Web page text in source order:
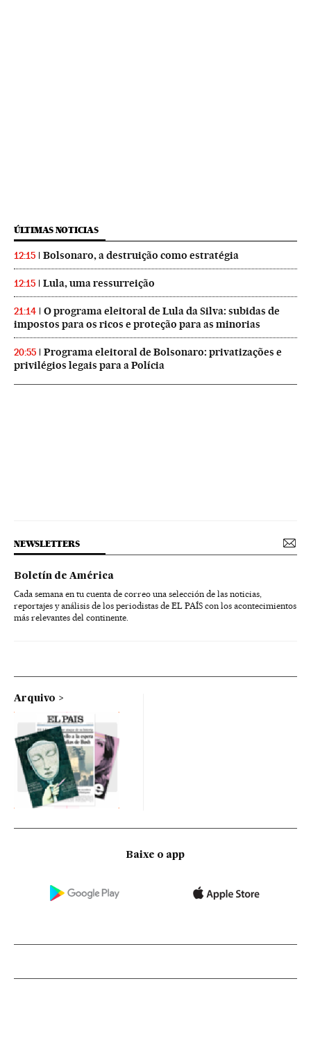
ÚLTIMAS NOTICIAS
12:15 Bolsonaro, a destruição como estratégia
12:15 Lula, uma ressurreição
21:14
O programa eleitoral de Lula da Silva: subidas de
impostos para os ricos e proteção para as minorias
20:55
Programa eleitoral de Bolsonaro: privatizações e
privilégios legais para a Polícia
NEWSLETTERS
Boletín de América
Cada semana en tu cuenta de correo una selección de las noticias,
reportajes y análisis de los periodistas de EL PAÍS con los acontecimientos
más relevantes del continente.
Arquivo
Baixe o app